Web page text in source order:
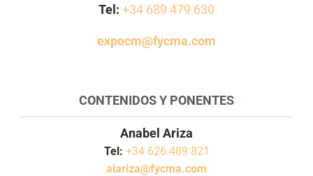
Tel: +34 689 479 630
expocm@fycma.com
CONTENIDOS Y PONENTES
Anabel Ariza
Tel: +34 626 489 821
aiariza@fycma.com